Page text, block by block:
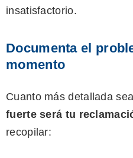
insatisfactorio.
Documenta el
momento
Cuanto más detallada
fuerte será tu
recopilar: